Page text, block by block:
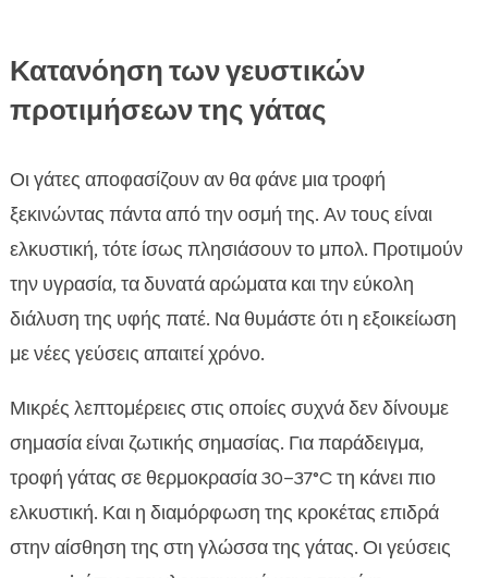
Κατανόηση των γευστικών
προτιμήσεων της γάτας
Οι γάτες αποφασίζουν αν θα φάνε μια τροφή
ξεκινώντας πάντα από την οσμή της. Αν τους είναι
ελκυστική, τότε ίσως πλησιάσουν το μπολ. Προτιμούν
την υγρασία, τα δυνατά αρώματα και την εύκολη
διάλυση της υφής πατέ. Να θυμάστε ότι η εξοικείωση
με νέες γεύσεις απαιτεί χρόνο.
Μικρές λεπτομέρειες στις οποίες συχνά δεν δίνουμε
σημασία είναι ζωτικής σημασίας. Για παράδειγμα,
τροφή γάτας σε θερμοκρασία 30–37°C τη κάνει πιο
ελκυστική. Και η διαμόρφωση της κροκέτας επιδρά
στην αίσθηση της στη γλώσσα της γάτας. Οι γεύσεις